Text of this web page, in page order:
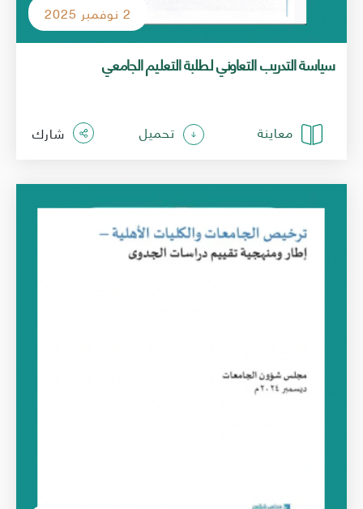
سياسة التدريب التعاوني لطلبة التعليم الجامعي
2 نوفمبر 2025
معاينة تحميل شارك